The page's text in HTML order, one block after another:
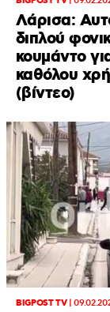
Λάρισα:
διπλού
κουμάντο
καθόλου
(βίντεο)
BIGPOST TV|